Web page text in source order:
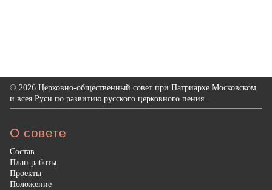
© 2026 Церковно-общественный совет при Патриархе Московском
и всея Руси по развитию русского церковного пения.
О совете
Состав
План работы
Проекты
Положение